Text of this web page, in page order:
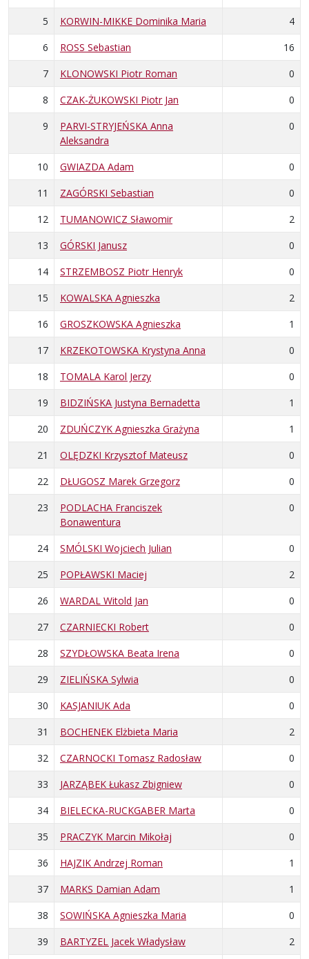
5
KORWIN-MIKKE Dominika Maria
4
6
ROSS Sebastian
16
7
KLONOWSKI Piotr Roman
0
8
CZAK-ŻUKOWSKI Piotr Jan
0
9
PARVI-STRYJEŃSKA Anna
Aleksandra
0
10 GWIAZDA Adam
0
11
ZAGÓRSKI Sebastian
0
12
TUMANOWICZ Sławomir
2
13
GÓRSKI Janusz
0
14
STRZEMBOSZ Piotr Henryk
0
15
KOWALSKA Agnieszka
2
16
GROSZKOWSKA Agnieszka
1
17
KRZEKOTOWSKA Krystyna Anna
0
18
TOMALA Karol Jerzy
0
19
BIDZIŃSKA Justyna Bernadetta
1
20
ZDUŃCZYK Agnieszka Grażyna
1
21
OLĘDZKI Krzysztof Mateusz
0
22
DŁUGOSZ Marek Grzegorz
0
23
PODLACHA Franciszek
Bonawentura
0
24 SMÓLSKI Wojciech Julian
0
25
POPŁAWSKI Maciej
2
26
WARDAL Witold Jan
0
27
CZARNIECKI Robert
0
28
SZYDŁOWSKA Beata Irena
0
29
ZIELIŃSKA Sylwia
0
30
KASJANIUK Ada
0
31
BOCHENEK Elżbieta Maria
2
32
CZARNOCKI Tomasz Radosław
0
33
JARZĄBEK Łukasz Zbigniew
0
34
BIELECKA-RUCKGABER Marta
0
35
PRACZYK Marcin Mikołaj
0
36
HAJZIK Andrzej Roman
1
37
MARKS Damian Adam
1
38
SOWIŃSKA Agnieszka Maria
0
39
BARTYZEL Jacek Władysław
2